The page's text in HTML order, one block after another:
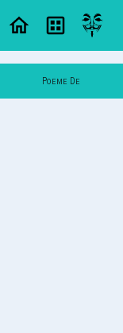
Poeme De